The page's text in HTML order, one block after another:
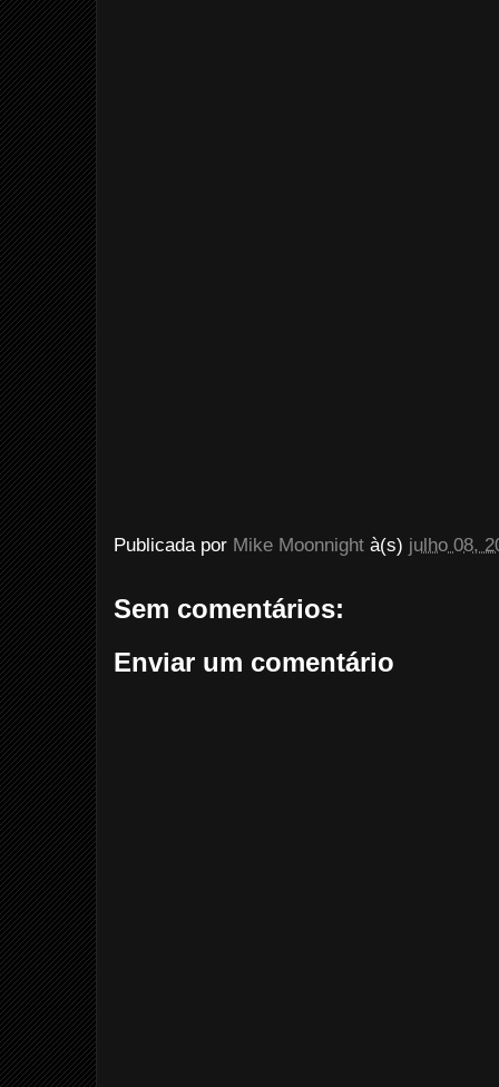
Publicada por Mike Moonnight à(s) julho 08,
Sem comentários:
Enviar um comentário